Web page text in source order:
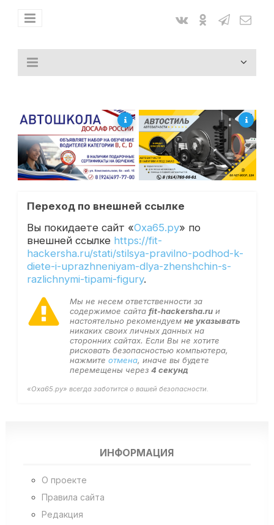
Переход по внешней ссылке
Вы покидаете сайт «Оха65.ру» по
внешней ссылке https://fit-
hackersha.ru/stati/stilsya-pravilno-podhod-k-
diete-i-uprazhneniyam-dlya-zhenshchin-s-
razlichnymi-tipami-figury.
Мы не несем ответственности за
содержимое сайта fit-hackersha.ruи
настоятельно рекомендуем не указывать
никаких своих личных данных на
сторонних сайтах. Если Вы не хотите
рисковать безопасностью компьютера,
нажмите отмена, иначе вы будете
перемещены через 4 секунд
«Оха65.ру» всегда заботится о вашей безопасности.
ИНФОРМАЦИЯ
О проекте
Правила сайта
Редакция